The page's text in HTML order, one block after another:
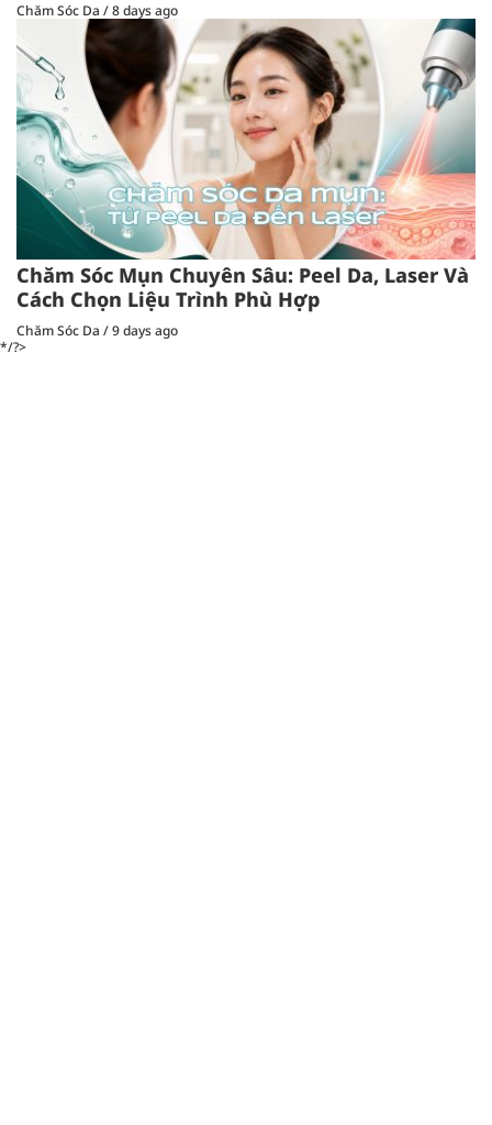
Chăm Sóc Da /8 days ago
Chăm Sóc Mụn Chuyên Sâu: Peel Da, Laser Và
Cách Chọn Liệu Trình Phù Hợp
Chăm Sóc Da /9 days ago
*/?>